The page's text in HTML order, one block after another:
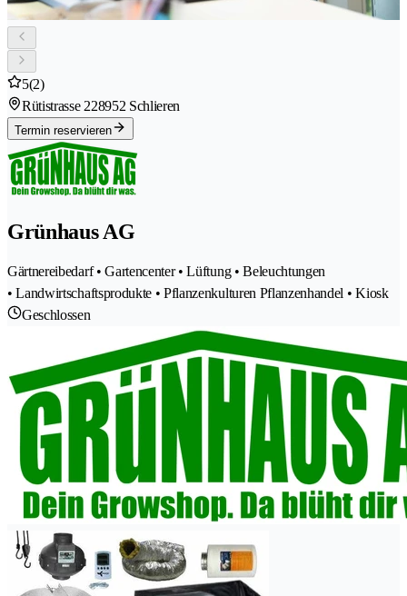
5(2)
Rütistrasse 228952 Schlieren
Termin reservieren
Grünhaus AG
Gärtnereibedarf • Gartencenter • Lüftung • Beleuchtungen
• Landwirtschaftsprodukte • Pflanzenkulturen Pflanzenhandel • Kiosk
Geschlossen